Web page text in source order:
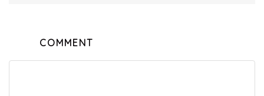
COMMENT